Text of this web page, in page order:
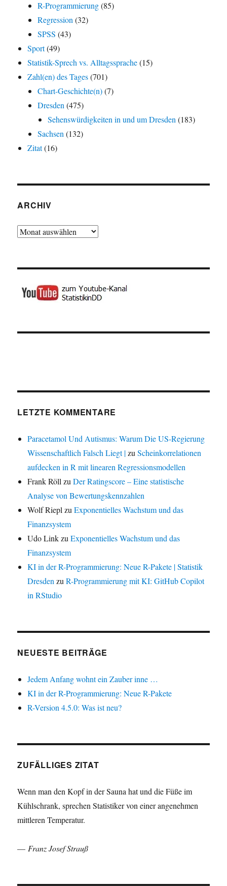
R-Programmierung(85)
Regression (32)
SPSS (43)
Sport(49)
Statistik-Sprech vs. Alltagssprache(15)
Zahl(en) des Tages(701)
Chart-Geschichte(n)(7)
Dresden (475)
Sehenswürdigkeiten in und um Dresden (183)
Sachsen (132)
Zitat(16)
ARCHIV
Archiv
LETZTE KOMMENTARE
Paracetamol Und Autismus: Warum Die US-Regierung
Wissenschaftlich Falsch Liegt |zuScheinkorrelationen
aufdecken in R mit linearen Regressionsmodellen
Frank Röll zuDer Ratingscore – Eine statistische
Analyse von Bewertungskennzahlen
Wolf Riepl zuExponentielles Wachstum und das
Finanzsystem
Udo LinkzuExponentielles Wachstum und das
Finanzsystem
KI in der R-Programmierung: Neue R-Pakete | Statistik
Dresden zuR-Programmierung mit KI: GitHub Copilot
in RStudio
NEUESTE BEITRÄGE
Jedem Anfang wohnt ein Zauber inne …
KI in der R-Programmierung: Neue R-Pakete
R-Version 4.5.0: Was ist neu?
ZUFÄLLIGES ZITAT
Wenn man den Kopf in der Sauna hat und die Füße im
Kühlschrank, sprechen Statistiker von einer angenehmen
mittleren Temperatur.
— Franz Josef Strauß